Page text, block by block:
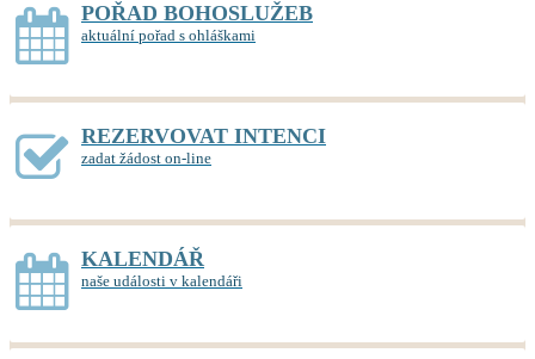
POŘAD BOHOSLUŽEB
aktuální pořad s ohláškami
REZERVOVAT INTENCI
zadat žádost on-line
KALENDÁŘ
naše události v kalendáři